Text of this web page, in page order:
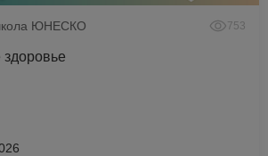
ЮНЕСКО 753
здоровье